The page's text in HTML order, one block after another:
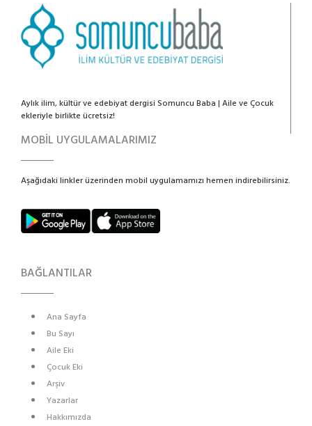
Aylık ilim, kültür ve edebiyat dergisi Somuncu Baba | Aile ve Çocuk
ekleriyle birlikte ücretsiz!
MOBİL UYGULAMALARIMIZ
Aşağıdaki linkler üzerinden mobil uygulamamızı hemen indirebilirsiniz.
BAĞLANTILAR
Ana Sayfa
Bu Sayı
Aile Eki
Çocuk Eki
Arşiv
Yazarlar
Hakkımızda